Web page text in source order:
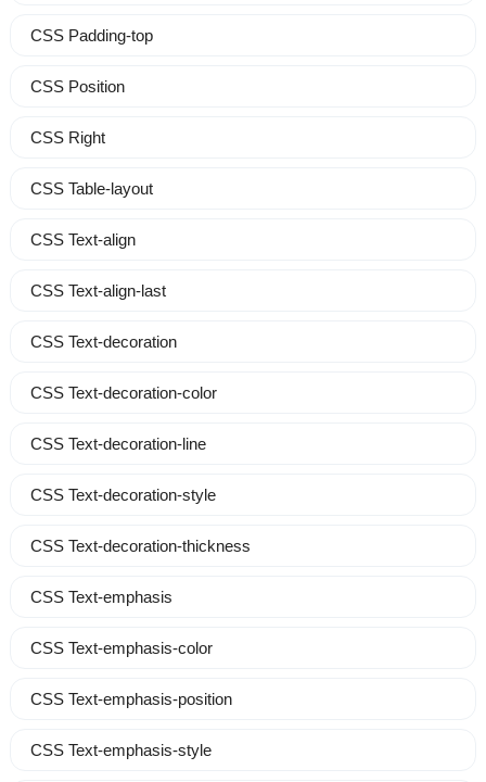
CSS Padding-top
CSS Position
CSS Right
CSS Table-layout
CSS Text-align
CSS Text-align-last
CSS Text-decoration
CSS Text-decoration-color
CSS Text-decoration-line
CSS Text-decoration-style
CSS Text-decoration-thickness
CSS Text-emphasis
CSS Text-emphasis-color
CSS Text-emphasis-position
CSS Text-emphasis-style